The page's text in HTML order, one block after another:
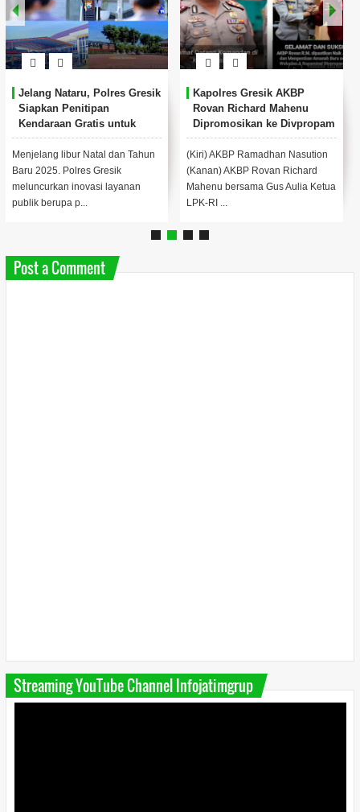
Jelang Nataru, Polres Gresik
Siapkan Penitipan
Kendaraan Gratis untuk
Warga
Menjelang libur Natal dan Tahun
Baru 2025. Polres Gresik
meluncurkan inovasi layanan
publik berupa p...
Kapolres Gresik AKBP
Rovan Richard Mahenu
Dipromosikan ke Divpropam
Mabes Polri
(Kiri) AKBP Ramadhan Nasution
(Kanan) AKBP Rovan Richard
Mahenu bersama Gus Aulia Ketua
LPK-RI ...
Post a Comment
Streaming YouTube Channel Infojatimgrup